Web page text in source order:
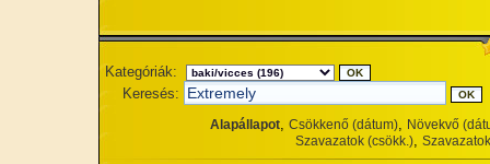
Kategóriák:
Keresés:
Alapállapot, Csökkenő (dátum), Növekvő
Szavazatok (csökk.),